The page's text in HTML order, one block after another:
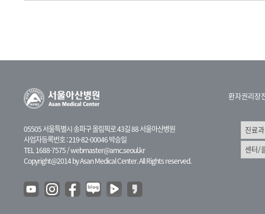
05505 서울특별시 송파구 올림픽로 43길 88 서울아산병원
사업자등록번호 : 219-82-00046 박승일
TEL 1688-7575 /webmaster@amc.seoul.kr
Copyright@2014 by Asan Medical Center. All Rights reserved.
환자권리장